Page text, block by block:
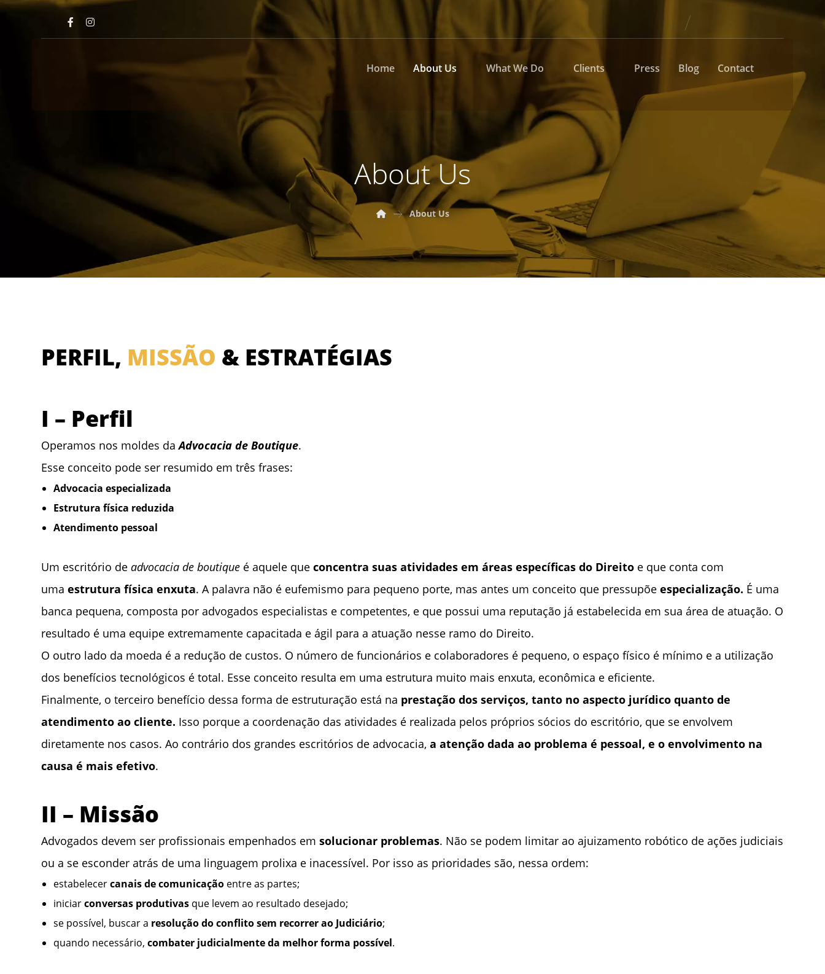
Home About Us What We Do Clients Press Blog Contact
About Us
About Us
PERFIL, MISSÃO & ESTRATÉGIAS
I – Perfil
Operamos nos moldes daAdvocacia de Boutique.
Esse conceito pode ser resumido em três frases:
Advocacia especializada
Estrutura física reduzida
Atendimento pessoal
Um escritório deadvocacia de boutique é aquele queconcentra suas atividades em áreas específicas do Direito e que conta com
umaestrutura física enxuta. A palavra não é eufemismo para pequeno porte, mas antes um conceito que pressupõeespecialização. É uma
banca pequena, composta por advogados especialistas e competentes, e que possui uma reputação já estabelecida em sua área de atuação. O
resultado é uma equipe extremamente capacitada e ágil para a atuação nesse ramo do Direito.
O outro lado da moeda é a redução de custos. O número de funcionários e colaboradores é pequeno, o espaço físico é mínimo e a utilização
dos benefícios tecnológicos é total. Esse conceito resulta em uma estrutura muito mais enxuta, econômica e eficiente.
Finalmente, o terceiro benefício dessa forma de estruturação está na prestação dos serviços, tanto no aspecto jurídico quanto de
atendimento ao cliente. Isso porque a coordenação das atividades é realizada pelos próprios sócios do escritório, que se envolvem
diretamente nos casos. Ao contrário dos grandes escritórios de advocacia,a atenção dada ao problema é pessoal, e o envolvimento na
causa é mais efetivo.
II – Missão
Advogados devem ser profissionais empenhados emsolucionar problemas. Não se podem limitar ao ajuizamento robótico de ações judiciais
ou a se esconder atrás de uma linguagem prolixa e inacessível. Por isso as prioridades são, nessa ordem:
estabelecercanais de comunicação entre as partes;
iniciarconversas produtivas que levem ao resultado desejado;
se possível, buscar a resolução do conflito sem recorrer ao Judiciário;
quando necessário,combater judicialmente da melhor forma possível.